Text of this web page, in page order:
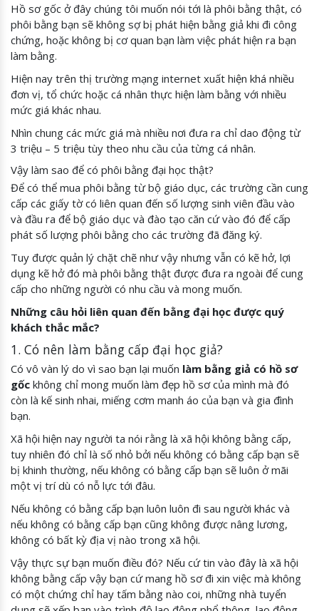
Hồ sơ gốc ở đây chúng tôi muốn nói tới là phôi bằng thật, có
phôi bằng bạn sẽ không sợ bị phát hiện bằng giả khi đi công
chứng, hoặc không bị cơ quan bạn làm việc phát hiện ra bạn
làm bằng.
Hiện nay trên thị trường mạng internet xuất hiện khá nhiều
đơn vị, tổ chức hoặc cá nhân thực hiện làm bằng với nhiều
mức giá khác nhau.
Nhìn chung các mức giá mà nhiều nơi đưa ra chỉ dao động từ
3 triệu – 5 triệu tùy theo nhu cầu của từng cá nhân.
Vậy làm sao để có phôi bằng đại học thật?
Để có thể mua phôi bằng từ bộ giáo dục, các trường cần cung
cấp các giấy tờ có liên quan đến số lượng sinh viên đầu vào
và đầu ra để bộ giáo dục và đào tạo căn cứ vào đó để cấp
phát số lượng phôi bằng cho các trường đã đăng ký.
Tuy được quản lý chặt chẽ như vậy nhưng vẫn có kẽ hở, lợi
dụng kẽ hở đó mà phôi bằng thật được đưa ra ngoài để cung
cấp cho những người có nhu cầu và mong muốn.
Những câu hỏi liên quan đến bằng đại học được quý
khách thắc mắc?
1. Có nên làm bằng cấp đại học giả?
Có vô vàn lý do vì sao bạn lại muốn làm bằng giả có hồ sơ
gốc không chỉ mong muốn làm đẹp hồ sơ của mình mà đó
còn là kế sinh nhai, miếng cơm manh áo của bạn và gia đình
bạn.
Xã hội hiện nay người ta nói rằng là xã hội không bằng cấp,
tuy nhiên đó chỉ là số nhỏ bởi nếu không có bằng cấp bạn sẽ
bị khinh thường, nếu không có bằng cấp bạn sẽ luôn ở mãi
một vị trí dù có nỗ lực tới đâu.
Nếu không có bằng cấp bạn luôn luôn đi sau người khác và
nếu không có bằng cấp bạn cũng không được nâng lương,
không có bất kỳ địa vị nào trong xã hội.
Vậy thực sự bạn muốn điều đó? Nếu cứ tin vào đây là xã hội
không bằng cấp vậy bạn cứ mang hồ sơ đi xin việc mà không
có một chứng chỉ hay tấm bằng nào coi, những nhà tuyển